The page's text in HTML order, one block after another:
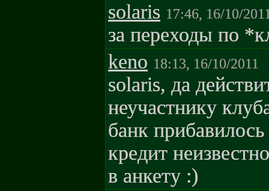
solaris 17:46, 16/10/
за переходы по
keno 18:13, 16/10/2011
solaris, да
неучастнику
банк
кредит
в анкету :)